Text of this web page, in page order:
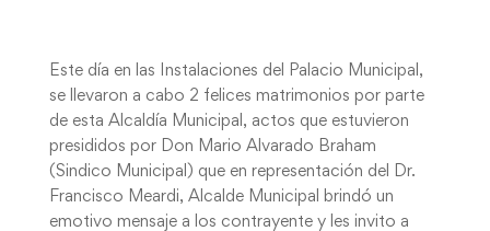
Este día en las Instalaciones del Palacio Municipal,
se llevaron a cabo 2 felices matrimonios por parte
de esta Alcaldía Municipal, actos que estuvieron
presididos por Don Mario Alvarado Braham
(Sindico Municipal) que en representación del Dr.
Francisco Meardi, Alcalde Municipal brindó un
emotivo mensaje a los contrayente y les invito a